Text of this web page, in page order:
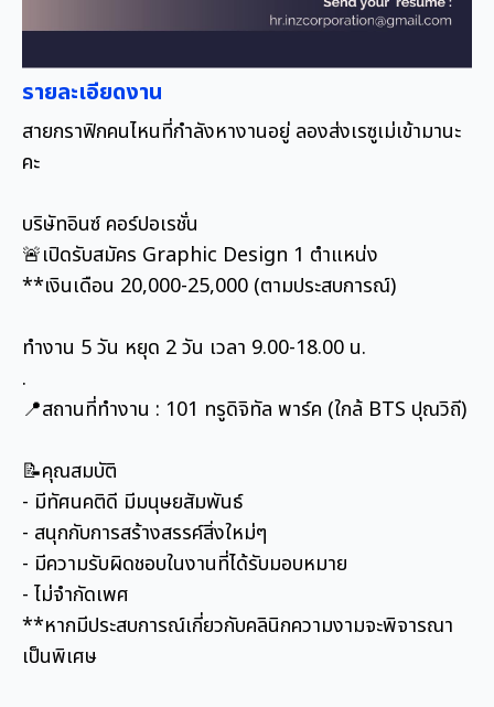
รายละเอียดงาน
สายกราฟิกคนไหนที่กำลังหางานอยู่ ลองส่งเรซูเม่เข้ามานะ
คะ
บริษัทอินซ์ คอร์ปอเรชั่น
🚨เปิดรับสมัคร Graphic Design 1 ตำแหน่ง
**เงินเดือน 20,000-25,000 (ตามประสบการณ์)
ทำงาน 5 วัน หยุด 2 วัน เวลา 9.00-18.00 น.
.
📍สถานที่ทำงาน : 101 ทรูดิจิทัล พาร์ค (ใกล้ BTS ปุณวิถี)
📝คุณสมบัติ
- มีทัศนคติดี มีมนุษยสัมพันธ์
- สนุกกับการสร้างสรรค์สิ่งใหม่ๆ
- มีความรับผิดชอบในงานที่ได้รับมอบหมาย
- ไม่จำกัดเพศ
**หากมีประสบการณ์เกี่ยวกับคลินิกความงามจะพิจารณา
เป็นพิเศษ